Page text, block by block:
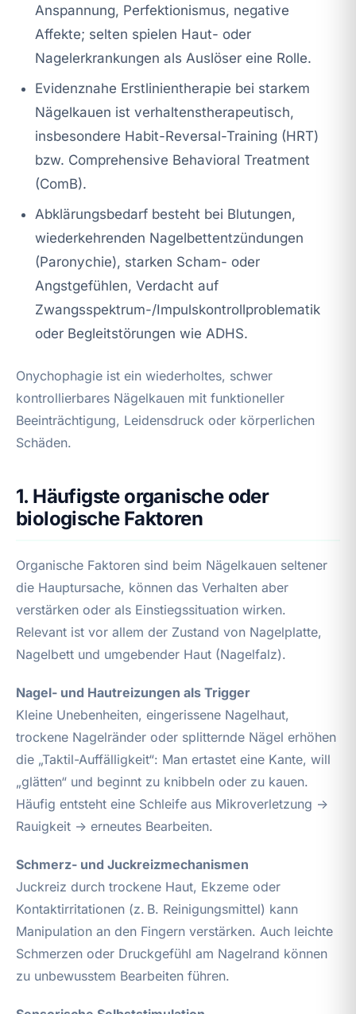
Anspannung, Perfektionismus, negative
Affekte; selten spielen Haut- oder
Nagelerkrankungen als Auslöser eine Rolle.
Evidenznahe Erstlinientherapie bei starkem
Nägelkauen ist verhaltenstherapeutisch,
insbesondere Habit-Reversal-Training (HRT)
bzw. Comprehensive Behavioral Treatment
(ComB).
Abklärungsbedarf besteht bei Blutungen,
wiederkehrenden Nagelbettentzündungen
(Paronychie), starken Scham- oder
Angstgefühlen, Verdacht auf
Zwangsspektrum-/Impulskontrollproblematik
oder Begleitstörungen wie ADHS.
Onychophagie ist ein wiederholtes, schwer
kontrollierbares Nägelkauen mit funktioneller
Beeinträchtigung, Leidensdruck oder körperlichen
Schäden.
1. Häufigste organische oder
biologische Faktoren
Organische Faktoren sind beim Nägelkauen seltener
die Hauptursache, können das Verhalten aber
verstärken oder als Einstiegssituation wirken.
Relevant ist vor allem der Zustand von Nagelplatte,
Nagelbett und umgebender Haut (Nagelfalz).
Nagel- und Hautreizungen als Trigger
Kleine Unebenheiten, eingerissene Nagelhaut,
trockene Nagelränder oder splitternde Nägel erhöhen
die „Taktil-Auffälligkeit“: Man ertastet eine Kante, will
„glätten“ und beginnt zu knibbeln oder zu kauen.
Häufig entsteht eine Schleife aus Mikroverletzung →
Rauigkeit → erneutes Bearbeiten.
Schmerz- und Juckreizmechanismen
Juckreiz durch trockene Haut, Ekzeme oder
Kontaktirritationen (z. B. Reinigungsmittel) kann
Manipulation an den Fingern verstärken. Auch leichte
Schmerzen oder Druckgefühl am Nagelrand können
zu unbewusstem Bearbeiten führen.